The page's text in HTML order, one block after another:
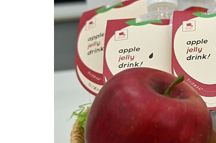
パワースポット
アウトドア・レジャー